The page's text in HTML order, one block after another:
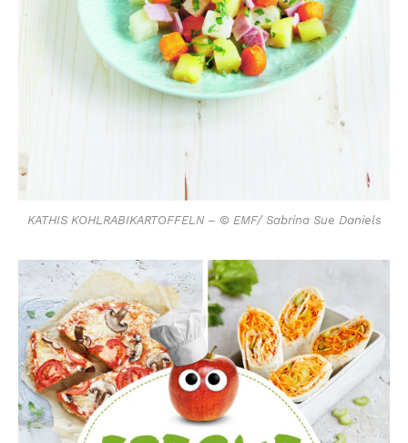
KATHIS KOHLRABIKARTOFFELN – © EMF/ Sabrina Sue Daniels